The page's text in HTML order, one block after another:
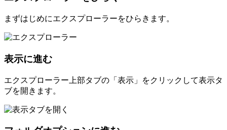
まずはじめにエクスプローラーをひらきます。
表示に進む
エクスプローラー上部タブの「表示」をクリックして表示タ
ブを開きます。